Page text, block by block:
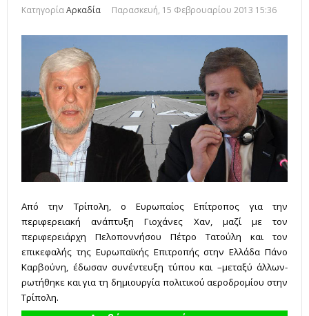
ΚατηγορίαΑρκαδία Παρασκευή, 15 Φεβρουαρίου 2013 15:36
Από την Τρίπολη, ο Ευρωπαίος Επίτροπος για την
περιφερειακή ανάπτυξη Γιοχάνες Χαν, μαζί με τον
περιφερειάρχη Πελοποννήσου Πέτρο Τατούλη και τον
επικεφαλής της Ευρωπαϊκής Επιτροπής στην Ελλάδα Πάνο
Καρβούνη, έδωσαν συνέντευξη τύπου και –μεταξύ άλλων-
ρωτήθηκε και για τη δημιουργία πολιτικού αεροδρομίου στην
Τρίπολη.